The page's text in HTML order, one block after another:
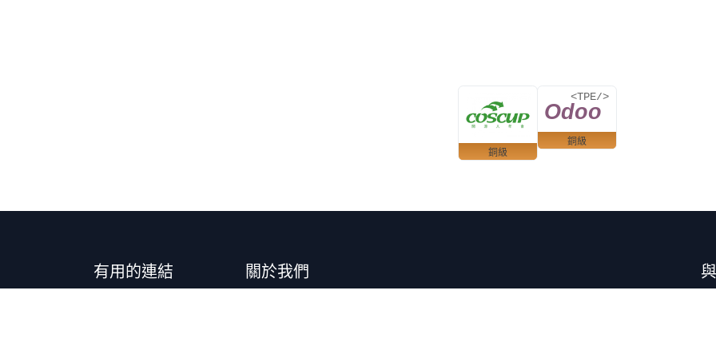
銅級
銅級
有用的連結 關於我們